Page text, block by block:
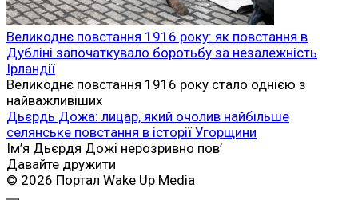
Великоднє повстання 1916 року: як повстання в
Дубліні започаткувало боротьбу за незалежність
Ірландії
Великоднє повстання 1916 року стало однією з
найважливіших
Дьєрдь Дожа: лицар, який очолив найбільше
селянське повстання в історії Угорщини
Ім’я Дьєрдя Дожі нерозривно пов’
Давайте дружити
© 2026 Портал Wake Up Media